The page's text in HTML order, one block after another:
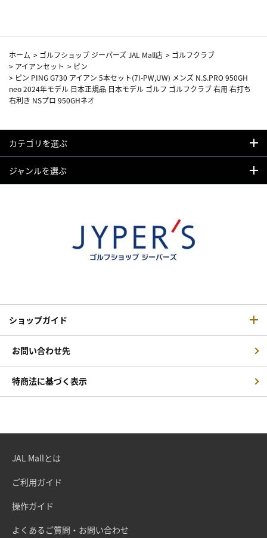
ホーム > ゴルフショップ ジーパーズ JAL Mall店 > ゴルフクラブ
> アイアンセット > ピン
> ピン PING G730 アイアン 5本セット(7I-PW,UW) メンズ N.S.PRO 950GH
neo 2024年モデル 日本正規品 日本モデル ゴルフ ゴルフクラブ 右用 右打ち
右利き NSプロ 950GHネオ
カテゴリを選ぶ
ジャンルを選ぶ
ショップガイド
お問い合わせ先
特商法に基づく表示
JAL Mallとは
ご利用ガイド
操作ガイド
よくあるご質問・お問い合わせ